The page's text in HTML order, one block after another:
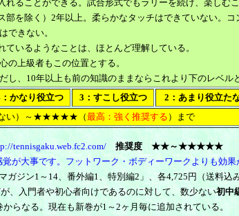
ができる。試合形式でもラリーを続け、楽しむこ
部を除く）2年以上。柔らかなタッチはできていない。コ
ない。
ているようなことは、ほとんど理解している。
もこの位置とする。
し、10年以上も前の知識のままならこれより下のレベル
かなり役立つ 3：すこし役立つ 2：あまり役立た
ない）～★★★★★（最高：強く推奨する ）まで
tennisgaku.web.fc2.com/ 推奨度 ★★～★★★★★
が大事です。フットワーク・ボディーワークよりも効果
ガジン1～14、番外編1、特別編2」、各4,725円（送料
、入門者や初心者向けであるのに対して、数少ない初中
らなる。現在も新巻が1～2ヶ月毎に追加されている。